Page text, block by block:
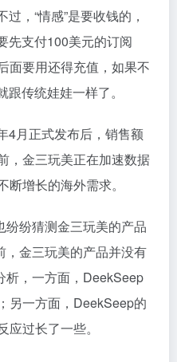
，“情感”是要收钱的，
先支付100美元的订阅
面要用还得充值，如果不
传统娃娃一样了。
4月正式发布后，销售额
，金三玩美正在加速数据
增长的海外需求。
纷猜测金三玩美的产品
金三玩美的产品并没有
析，一方面，DeekSeep
另一方面，DeekSeep的
过长了一些。